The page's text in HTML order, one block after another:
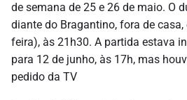
de semana de 25 e 26 de maio. O
diante do Bragantino, fora de
feira), às 21h30. A partida estava
para 12 de junho, às 17h, mas
pedido da TV